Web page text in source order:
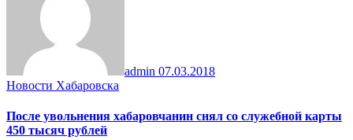
admin 07.03.2018
Новости Хабаровска
После увольнения хабаровчанин снял со служебной карты
450 тысяч рублей